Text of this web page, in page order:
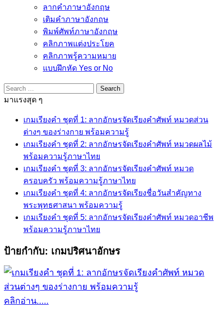
ลากคำภาษาอังกฤษ
เติมคำภาษาอังกฤษ
พิมพ์ศัพท์ภาษาอังกฤษ
คลิกภาพแต่งประโยค
คลิกภาพรู้ความหมาย
แบบฝึกหัด Yes or No
Search
for:
มาแรงสุด ๆ
เกมเรียงคำ ชุดที่ 1: ลากอักษรจัดเรียงคำศัพท์ หมวดส่วน
ต่างๆ ของร่างกาย พร้อมความรู้
เกมเรียงคำ ชุดที่ 2: ลากอักษรจัดเรียงคำศัพท์ หมวดผลไม้
พร้อมความรู้ภาษาไทย
เกมเรียงคำ ชุดที่ 3: ลากอักษรจัดเรียงคำศัพท์ หมวด
ครอบครัว พร้อมความรู้ภาษาไทย
เกมเรียงคำ ชุดที่ 4: ลากอักษรจัดเรียงชื่อวันสำคัญทาง
พระพุทธศาสนา พร้อมความรู้
เกมเรียงคำ ชุดที่ 5: ลากอักษรจัดเรียงคำศัพท์ หมวดอาชีพ
พร้อมความรู้ภาษาไทย
ป้ายกำกับ: เกมปริศนาอักษร
คลิกอ่าน.....